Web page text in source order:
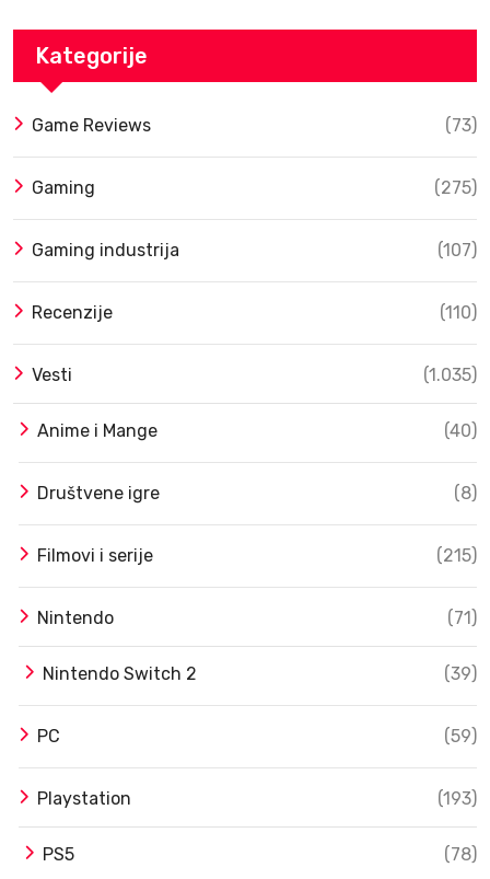
Kategorije
Game Reviews (73)
Gaming (275)
Gaming industrija (107)
Recenzije (110)
Vesti (1.035)
Anime i Mange (40)
Društvene igre (8)
Filmovi i serije (215)
Nintendo (71)
Nintendo Switch 2 (39)
PC (59)
Playstation (193)
PS5 (78)